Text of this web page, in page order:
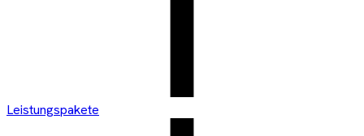
Leistungspakete